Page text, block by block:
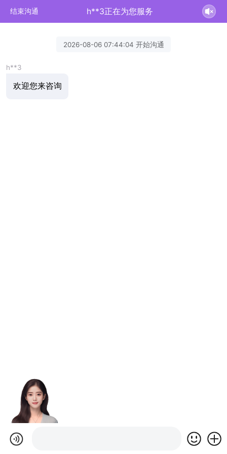
结束沟通 h**3正在为您服务
2026-08-06 07:44:04 开始沟通
h**3
欢迎您来咨询